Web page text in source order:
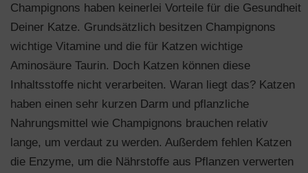
Champignons haben keinerlei Vorteile für die Gesundheit
Deiner Katze. Grundsätzlich besitzen Champignons
wichtige Vitamine und die für Katzen wichtige
Aminosäure Taurin. Doch Katzen können diese
Inhaltsstoffe nicht verarbeiten. Waran liegt das? Katzen
haben einen sehr kurzen Darm und pflanzliche
Nahrungsmittel wie Champignons brauchen relativ
lange, um verdaut zu werden. Außerdem fehlen Katzen
die Enzyme, um die Nährstoffe aus Pflanzen verwerten